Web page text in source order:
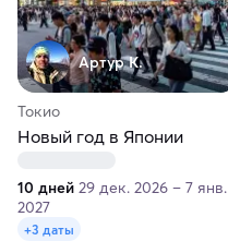
Артур К.
Токио
Новый год в Японии
10 дней 29 дек. 2026 – 7 янв.
2027
+3 даты